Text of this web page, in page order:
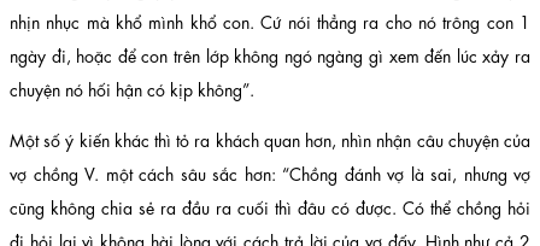
nhịn nhục mà khổ mình khổ con. Cứ nói thẳng ra cho nó trông con 1
ngày đi, hoặc để con trên lớp không ngó ngàng gì xem đến lúc xảy ra
chuyện nó hối hận có kịp không”.
Một số ý kiến khác thì tỏ ra khách quan hơn, nhìn nhận câu chuyện của
vợ chồng V. một cách sâu sắc hơn: “Chồng đánh vợ là sai, nhưng vợ
cũng không chia sẻ ra đầu ra cuối thì đâu có được. Có thể chồng hỏi
đi hỏi lại vì không hài lòng với cách trả lời của vợ đấy. Hình như cả 2